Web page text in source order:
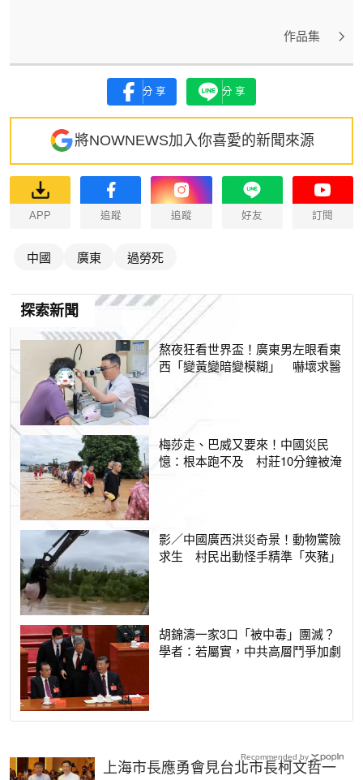
作品集
分享 分享
將NOWNEWS加入你喜愛的新聞來源
APP 追蹤 追蹤 好友 訂閱
中國 廣東 過勞死
探索新聞
熬夜狂看世界盃！廣東男左眼看東
西「變黃變暗變模糊」 嚇壞求醫
梅莎走、巴威又要來！中國災民
憶：根本跑不及 村莊10分鐘被淹
影／中國廣西洪災奇景！動物驚險
求生 村民出動怪手精準「夾豬」
胡錦濤一家3口「被中毒」團滅？
學者：若屬實，中共高層鬥爭加劇
上海市長應勇會見台北市長柯文哲一
Recommended by